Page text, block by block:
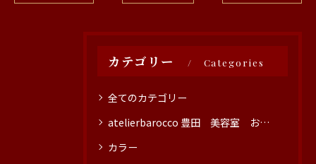
カテゴリー Categories
全てのカテゴリー
atelierbarocco 豊田 美容室 おすすめ
カラー